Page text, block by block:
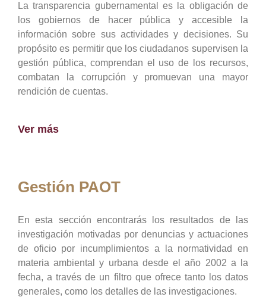
La transparencia gubernamental es la obligación de
los gobiernos de hacer pública y accesible la
información sobre sus actividades y decisiones. Su
propósito es permitir que los ciudadanos supervisen la
gestión pública, comprendan el uso de los recursos,
combatan la corrupción y promuevan una mayor
rendición de cuentas.
Ver más
Gestión PAOT
En esta sección encontrarás los resultados de las
investigación motivadas por denuncias y actuaciones
de oficio por incumplimientos a la normatividad en
materia ambiental y urbana desde el año 2002 a la
fecha, a través de un filtro que ofrece tanto los datos
generales, como los detalles de las investigaciones.